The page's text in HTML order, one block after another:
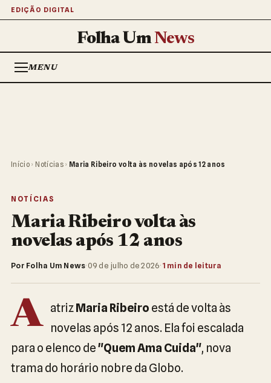
EDIÇÃO DIGITAL
Folha UmNews
MENU
Início › Notícias › Maria Ribeiro volta às novelas após 12 anos
NOTÍCIAS
Maria Ribeiro volta às
novelas após 12 anos
Por Folha Um News·09 de julho de 2026· 1 min de leitura
A atrizMaria Ribeiro está de volta às
novelas após 12 anos. Ela foi escalada
para o elenco de"Quem Ama Cuida", nova
trama do horário nobre da Globo.